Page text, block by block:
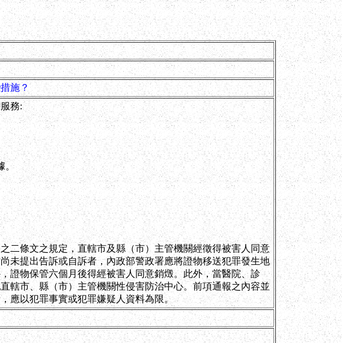
施？
務:
。
二條文之規定，直轄市及縣（市）主管機關經徵得被害人同意
未提出告訴或自訴者，內政部警政署應將證物移送犯罪發生地
證物保管六個月後得經被害人同意銷燬。此外，當醫院、診
轄市、縣（市）主管機關性侵害防治中心。前項通報之內容並
應以犯罪事實或犯罪嫌疑人資料為限。